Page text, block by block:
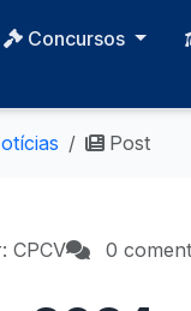
Concursos
Post
CPCV 0